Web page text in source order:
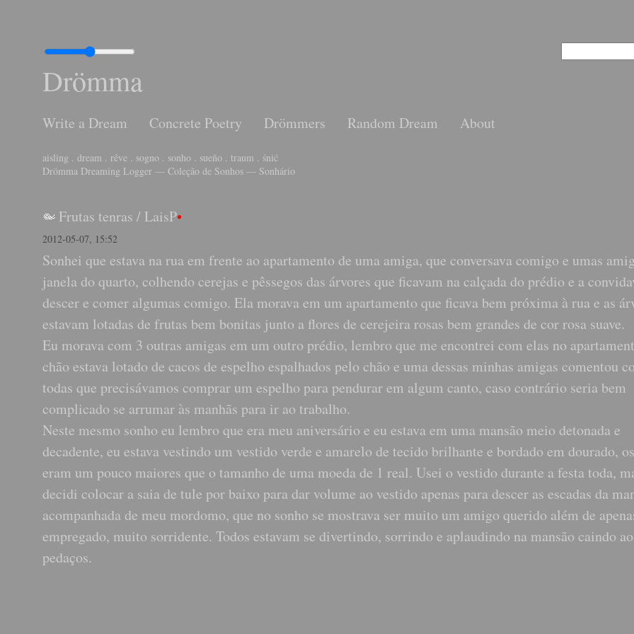
Drömma
Write a Dream Concrete Poetry Drömmers Random Dream About
aisling . dream . rêve . sogno . sonho . sueño . traum . śnić
Drömma Dreaming Logger — Coleção de Sonhos — Sonhário
Frutas tenras / LaisP•
2012-05-07, 15:52
Sonhei que estava na rua em frente ao apartamento de uma amiga, que conversava comigo e umas
janela do quarto, colhendo cerejas e pêssegos das árvores que ficavam na calçada do prédio e a
descer e comer algumas comigo. Ela morava em um apartamento que ficava bem próxima à rua e as
estavam lotadas de frutas bem bonitas junto a flores de cerejeira rosas bem grandes de cor rosa suave.
Eu morava com 3 outras amigas em um outro prédio, lembro que me encontrei com elas no
chão estava lotado de cacos de espelho espalhados pelo chão e uma dessas minhas amigas comentou
todas que precisávamos comprar um espelho para pendurar em algum canto, caso contrário seria bem
complicado se arrumar às manhãs para ir ao trabalho.
Neste mesmo sonho eu lembro que era meu aniversário e eu estava em uma mansão meio detonada e
decadente, eu estava vestindo um vestido verde e amarelo de tecido brilhante e bordado em dourado,
eram um pouco maiores que o tamanho de uma moeda de 1 real. Usei o vestido durante a festa toda,
decidi colocar a saia de tule por baixo para dar volume ao vestido apenas para descer as escadas da
acompanhada de meu mordomo, que no sonho se mostrava ser muito um amigo querido além de
empregado, muito sorridente. Todos estavam se divertindo, sorrindo e aplaudindo na mansão caindo
pedaços.